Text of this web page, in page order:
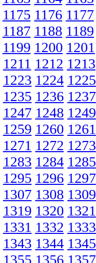
1175 1176 1177
1187 1188 1189
1199 1200 1201
1211 1212 1213
1223 1224 1225
1235 1236 1237
1247 1248 1249
1259 1260 1261
1271 1272 1273
1283 1284 1285
1295 1296 1297
1307 1308 1309
1319 1320 1321
1331 1332 1333
1343 1344 1345
1355 1356 1357